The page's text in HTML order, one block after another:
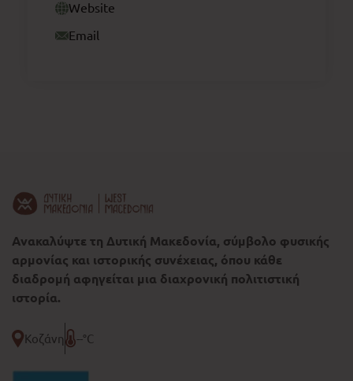
Website
Email
Ανακαλύψτε τη Δυτική Μακεδονία, σύμβολο φυσικής
αρμονίας και ιστορικής συνέχειας, όπου κάθε
διαδρομή αφηγείται μια διαχρονική πολιτιστική
ιστορία.
Κοζάνη --°C